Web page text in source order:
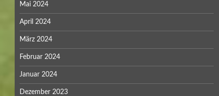
Mai 2024
April 2024
März 2024
Februar 2024
Januar 2024
Dezember 2023